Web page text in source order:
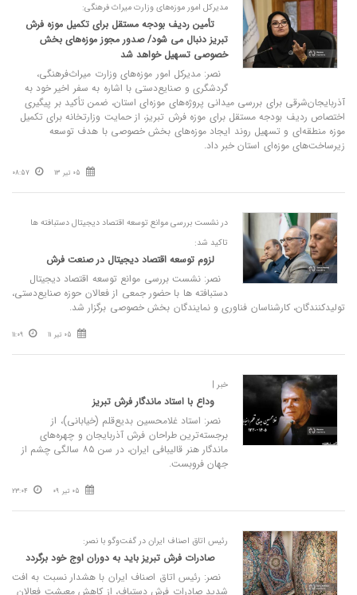
مدیرکل امور موزه‌های وزارت میراث‌ فرهنگی:
تأمین ردیف بودجه مستقل برای تکمیل موزه فرش
تبریز دنبال می‌ شود/ صدور مجوز موزه‌های بخش
خصوصی تسهیل خواهد شد
نصر: مدیرکل امور موزه‌های وزارت میراث‌فرهنگی،
گردشگری و صنایع‌دستی با اشاره به سفر اخیر خود به
آذربایجان‌شرقی برای بررسی میدانی پروژه‌های موزه‌ای استان، ضمن تأکید بر پیگیری
اختصاص ردیف بودجه مستقل برای موزه فرش تبریز، از حمایت وزارتخانه برای تکمیل
موزه منطقه‌ای و تسهیل روند ایجاد موزه‌های بخش خصوصی با هدف توسعه
زیرساخت‌های موزه‌ای استان خبر داد.
05 تیر 13 08:57
در نشست بررسی موانع توسعه اقتصاد دیجیتال دستبافته‌ ها
تاکید شد:
لزوم توسعه اقتصاد دیجیتال در صنعت فرش
نصر: نشست بررسی موانع توسعه اقتصاد دیجیتال
دستبافته‌ ها با حضور جمعی از فعالان حوزه صنایع‌دستی،
تولیدکنندگان، کارشناسان فناوری و نمایندگان بخش خصوصی برگزار شد.
05 تیر 11 11:09
خبر |
وداع با استاد ماندگار فرش تبریز
نصر: استاد غلامحسین بدیع‌قلم (خیابانی)، از
برجسته‌ترین طراحان فرش آذربایجان و چهره‌های
ماندگار هنر قالیبافی ایران، در سن ۸۵ سالگی چشم از
جهان فروبست.
05 تیر 09 23:04
رئیس اتاق اصناف ایران در گفت‌وگو با نصر:
صادرات فرش تبریز باید به دوران اوج خود برگردد
​نصر: رئیس اتاق اصناف ایران با هشدار نسبت به افت
شدید صادرات فرش دستباف، از کاهش معیشت فعالان